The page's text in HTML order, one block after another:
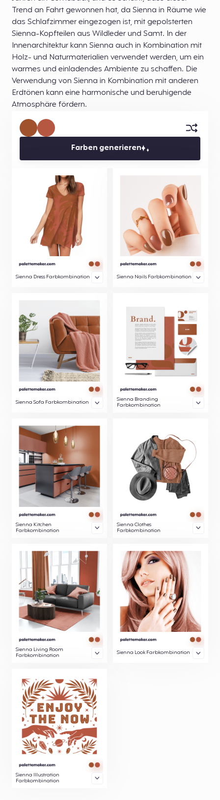
Trend an Fahrt gewonnen hat, da Sienna in Räume wie
das Schlafzimmer eingezogen ist, mit gepolsterten
Sienna-Kopfteilen aus Wildleder und Samt. In der
Innenarchitektur kann Sienna auch in Kombination mit
Holz- und Naturmaterialien verwendet werden, um ein
warmes und einladendes Ambiente zu schaffen. Die
Verwendung von Sienna in Kombination mit anderen
Erdtönen kann eine harmonische und beruhigende
Atmosphäre fördern.
Farben generieren
Sienna Dress Farbkombination Sienna Nails Farbkombination
Sienna Sofa Farbkombination
Sienna Branding
Farbkombination
Sienna Kitchen
Farbkombination
Sienna Clothes
Farbkombination
Sienna Living Room
Farbkombination
Sienna Look Farbkombination
Sienna Illustration
Farbkombination